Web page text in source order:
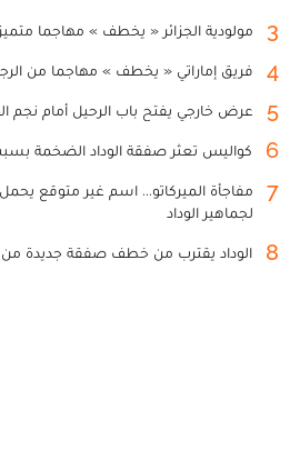
3 مولودية الجزائر « يخطف » مهاجما
4 فريق إماراتي « يخطف » مهاجما من
5 عرض خارجي يفتح باب الرحيل أمام نجم
6 كواليس تعثر صفقة الوداد الضخمة
7
مفاجأة الميركاتو... اسم غير متوقع
لجماهير الوداد
8 الوداد يقترب من خطف صفقة جديدة من